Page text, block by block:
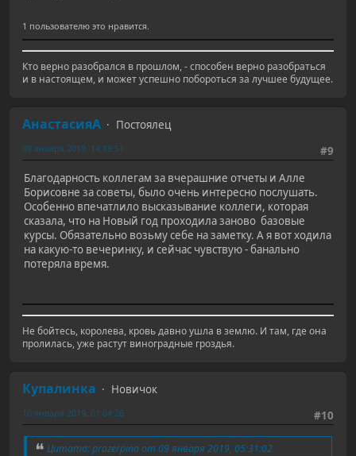
1 пользователю это нравится.
Кто верно разобрался в прошлом, - способен верно разобраться
и в настоящем, и может успешно побороться за лучшее будущее.
АнастасияА
Постоялец
#9
09 января 2019, 14:19:51
Благодарность коллегам за вчерашние отчеты и Алле
Борисовне за советы, было очень интересно послушать.
Особенно впечатлило высказывание коллеги, которая
сказала, что на Новый год проходила заново базовые
курсы. Обязательно возьму себе на заметку. А я вот ходила
на какую-то вечеринку, и сейчас чувствую - банально
потеряла время.
Не бойтесь, королева, кровь давно ушла в землю. И там, где она
пролилась, уже растут виноградные гроздья.
Купалинка
Новичок
#10
10 января 2019, 01:04:26
Цитата: prozerpina от 09 января 2019, 05:31:02